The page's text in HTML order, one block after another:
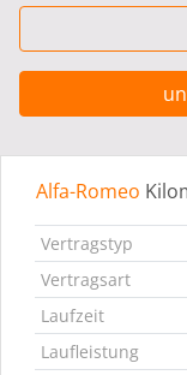
Leasingdetails
Alfa-Romeo
Vertragstyp
Vertragsart
Laufzeit
Laufleistung